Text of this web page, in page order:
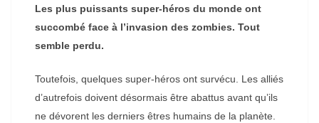
Les plus puissants super-héros du monde ont
succombé face à l’invasion des zombies. Tout
semble perdu.
Toutefois, quelques super-héros ont survécu. Les alliés
d’autrefois doivent désormais être abattus avant qu’ils
ne dévorent les derniers êtres humains de la planète.